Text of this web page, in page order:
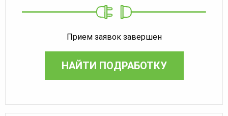
Прием заявок завершен
НАЙТИ ПОДРАБОТКУ